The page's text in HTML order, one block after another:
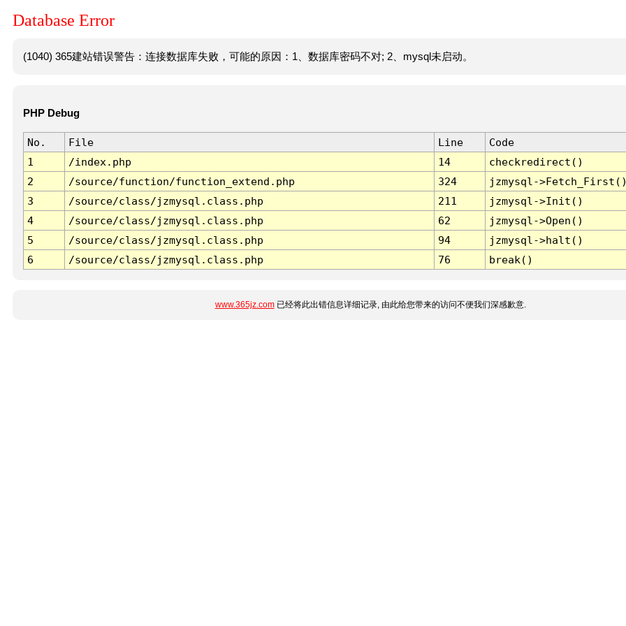
Database Error
(1040) 365建站错误警告：连接数据库失败，可能的原因：1、数据库密码不对; 2、mysql未启动。
PHP Debug
No. File Line
Code
1
/index.php 14
checkredirect()
2
/source/function/function_extend.php 324
jzmysql-
3
/source/class/jzmysql.class.php 211
jzmysql->Init()
4
/source/class/jzmysql.class.php 62
jzmysql->Open()
5
/source/class/jzmysql.class.php 94
jzmysql->halt()
6
/source/class/jzmysql.class.php 76 break()
www.365jz.com已经将此出错信息详细记录, 由此给您带来的访问不便我们深感歉意.